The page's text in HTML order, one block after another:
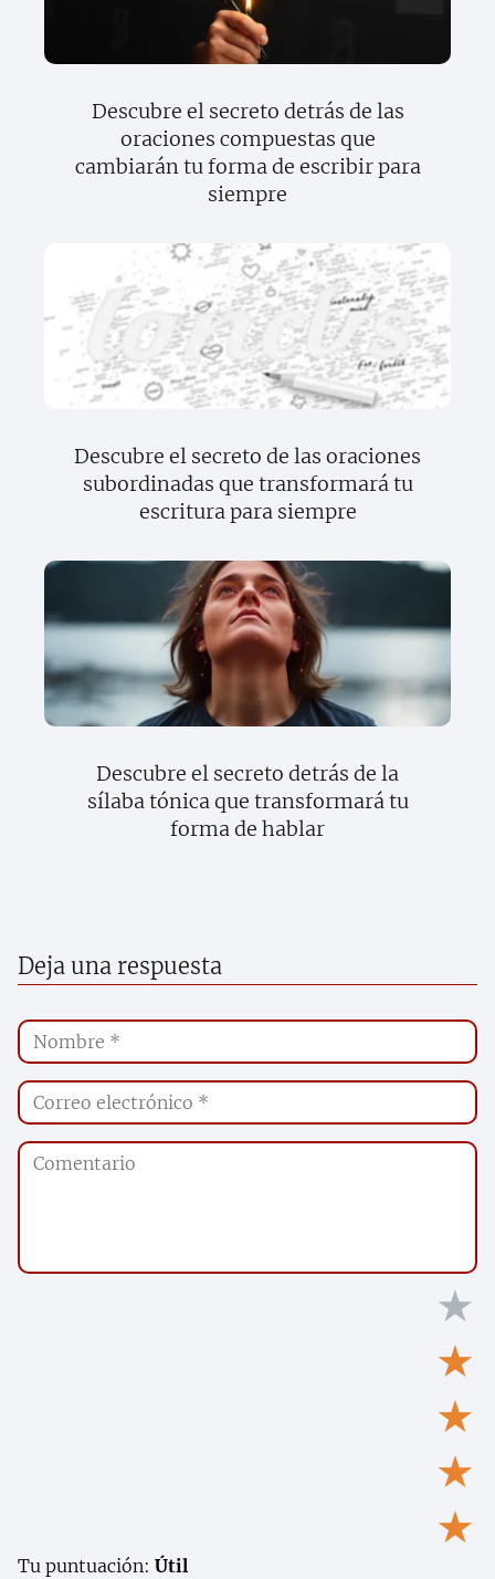
Descubre el secreto detrás de las
oraciones compuestas que
cambiarán tu forma de escribir para
siempre
Descubre el secreto de las oraciones
subordinadas que transformará tu
escritura para siempre
Descubre el secreto detrás de la
sílaba tónica que transformará tu
forma de hablar
Deja una respuesta
★
★
★
★
★
Tu puntuación: Útil